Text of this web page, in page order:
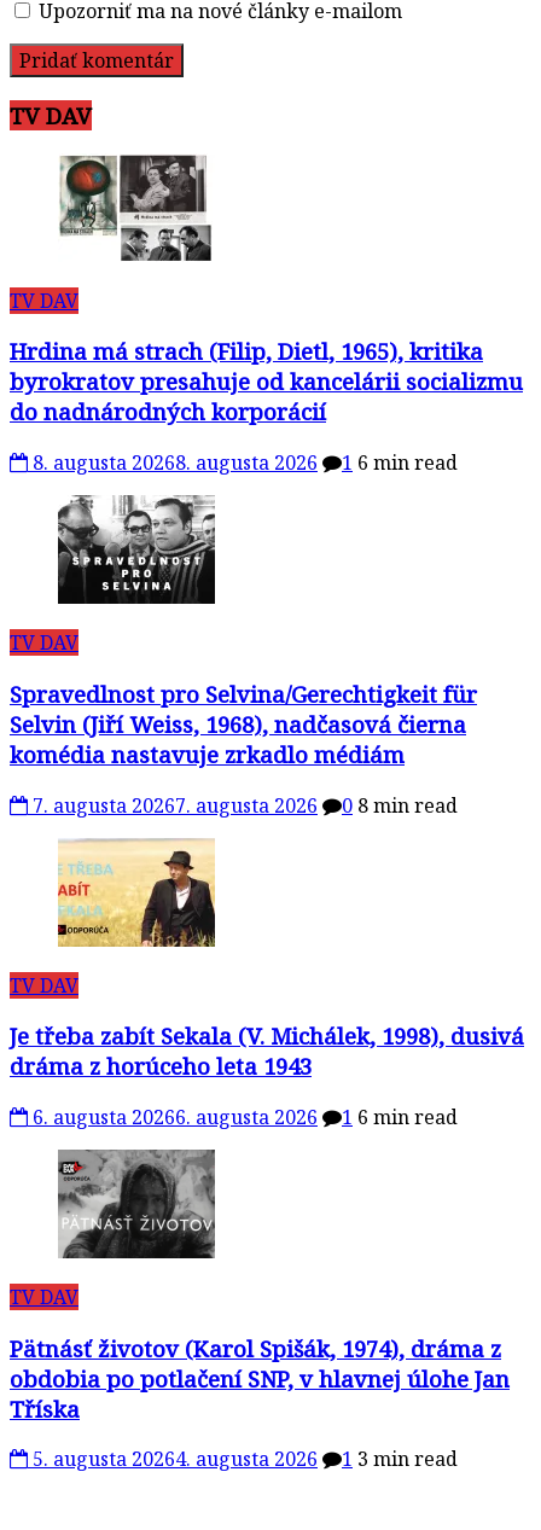
Upozorniť ma na nové články e-mailom
TV DAV
TV DAV
Hrdina má strach (Filip, Dietl, 1965), kritika
byrokratov presahuje od kancelárii socializmu
do nadnárodných korporácií
8. augusta 20268. augusta 2026 1 6 min read
TV DAV
Spravedlnost pro Selvina/Gerechtigkeit für
Selvin (Jiří Weiss, 1968), nadčasová čierna
komédia nastavuje zrkadlo médiám
7. augusta 20267. augusta 2026 0 8 min read
TV DAV
Je třeba zabít Sekala (V. Michálek, 1998), dusivá
dráma z horúceho leta 1943
6. augusta 20266. augusta 2026 1 6 min read
TV DAV
Pätnásť životov (Karol Spišák, 1974), dráma z
obdobia po potlačení SNP, v hlavnej úlohe Jan
Tříska
5. augusta 20264. augusta 2026 1 3 min read